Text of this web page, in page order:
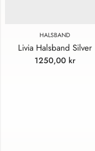
HALSBAND
Livia Halsband Silver
1250,00 kr